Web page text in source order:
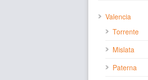
Valencia
Torrente
Mislata
Paterna